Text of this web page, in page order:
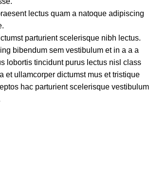
lectus quam a natoque adipiscing
parturient scelerisque nibh lectus.
bibendum sem vestibulum et in a a a
lobortis tincidunt purus lectus nisl class
et ullamcorper dictumst mus et tristique
hac parturient scelerisque vestibulum